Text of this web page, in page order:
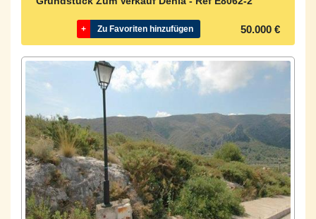
+ Zu Favoriten hinzufügen 50.000 €